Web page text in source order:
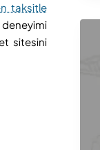
taksitle
sitesini